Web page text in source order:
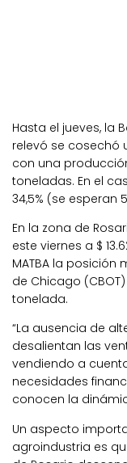
Hasta el jueves, la
relevó se cosechó
con una
toneladas. En el
34,5% (se esperan
En la zona de
este viernes a $
MATBA la posición
de Chicago
tonelada.
“La ausencia de
desalientan las
vendiendo a
necesidades
conocen la
Un aspecto
agroindustria es